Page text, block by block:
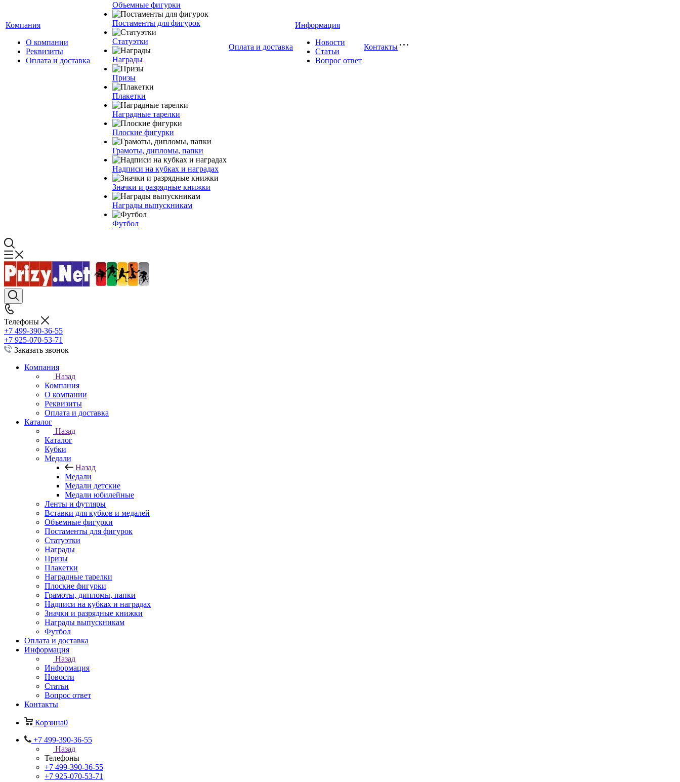
Компания
О компании
Реквизиты
Оплата и доставка
Объемные фигурки
Постаменты для фигурок
Статуэтки
Награды
Призы
Плакетки
Наградные тарелки
Плоские фигурки
Грамоты, дипломы, папки
Надписи на кубках и наградах
Значки и разрядные книжки
Награды выпускникам
Футбол
Оплата и доставка
Информация
Новости
Статьи
Вопрос ответ
Контакты
Телефоны
+7 499-390-36-55
+7 925-070-53-71
Заказать звонок
Компания
Назад
Компания
О компании
Реквизиты
Оплата и доставка
Каталог
Назад
Каталог
Кубки
Медали
Назад
Медали
Медали детские
Медали юбилейные
Ленты и футляры
Вставки для кубков и медалей
Объемные фигурки
Постаменты для фигурок
Статуэтки
Награды
Призы
Плакетки
Наградные тарелки
Плоские фигурки
Грамоты, дипломы, папки
Надписи на кубках и наградах
Значки и разрядные книжки
Награды выпускникам
Футбол
Оплата и доставка
Информация
Назад
Информация
Новости
Статьи
Вопрос ответ
Контакты
Корзина0
+7 499-390-36-55
Назад
Телефоны
+7 499-390-36-55
+7 925-070-53-71